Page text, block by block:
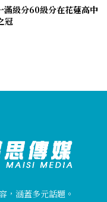
滿級分60級分在花蓮高中
冠
，涵蓋多元話題。